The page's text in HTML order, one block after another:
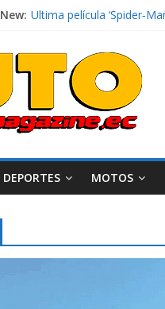
New: El costo de tener un
¿Qué puede pasar con tu
La Vuelta al Ecuador
La FEDAK recibe 12
DEPORTES MOTOS